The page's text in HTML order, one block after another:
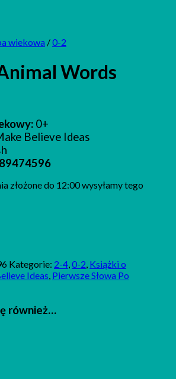
wiekowa /0-2
Words
0+
Believe Ideas
złożone do 12:00 wysyłamy tego
Kategorie: 2-4,0-2, Książki o
Ideas, Pierwsze Słowa Po
również…